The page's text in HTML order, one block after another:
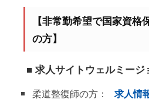
【非常勤希望で国家資
の方】
■ 求人サイトウェルミージ
柔道整復師の方：
求人情